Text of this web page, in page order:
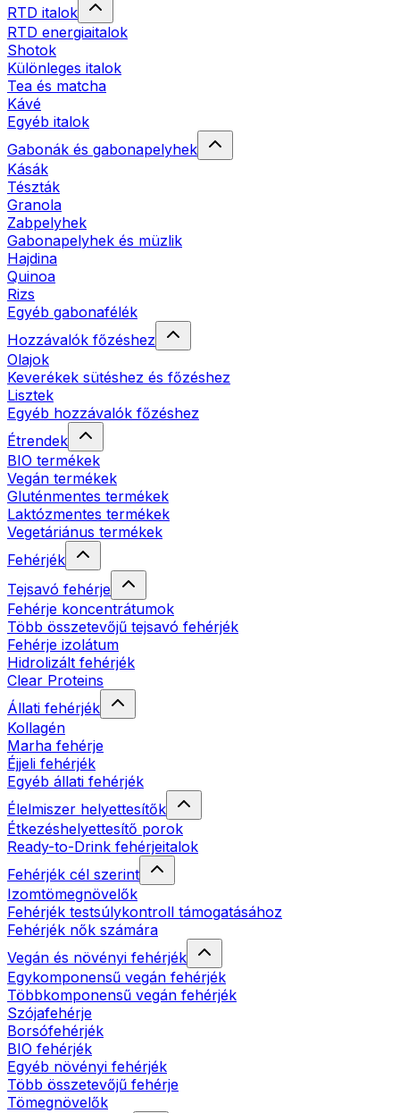
RTD italok
RTD energiaitalok
Shotok
Különleges italok
Tea és matcha
Kávé
Egyéb italok
Gabonák és gabonapelyhek
Kásák
Tészták
Granola
Zabpelyhek
Gabonapelyhek és müzlik
Hajdina
Quinoa
Rizs
Egyéb gabonafélék
Hozzávalók főzéshez
Olajok
Keverékek sütéshez és főzéshez
Lisztek
Egyéb hozzávalók főzéshez
Étrendek
BIO termékek
Vegán termékek
Gluténmentes termékek
Laktózmentes termékek
Vegetáriánus termékek
Fehérjék
Tejsavó fehérje
Fehérje koncentrátumok
Több összetevőjű tejsavó fehérjék
Fehérje izolátum
Hidrolizált fehérjék
Clear Proteins
Állati fehérjék
Kollagén
Marha fehérje
Éjjeli fehérjék
Egyéb állati fehérjék
Élelmiszer helyettesítők
Étkezéshelyettesítő porok
Ready-to-Drink fehérjeitalok
Fehérjék cél szerint
Izomtömegnövelők
Fehérjék testsúlykontroll támogatásához
Fehérjék nők számára
Vegán és növényi fehérjék
Egykomponensű vegán fehérjék
Többkomponensű vegán fehérjék
Szójafehérje
Borsófehérjék
BIO fehérjék
Egyéb növényi fehérjék
Több összetevőjű fehérje
Tömegnövelők